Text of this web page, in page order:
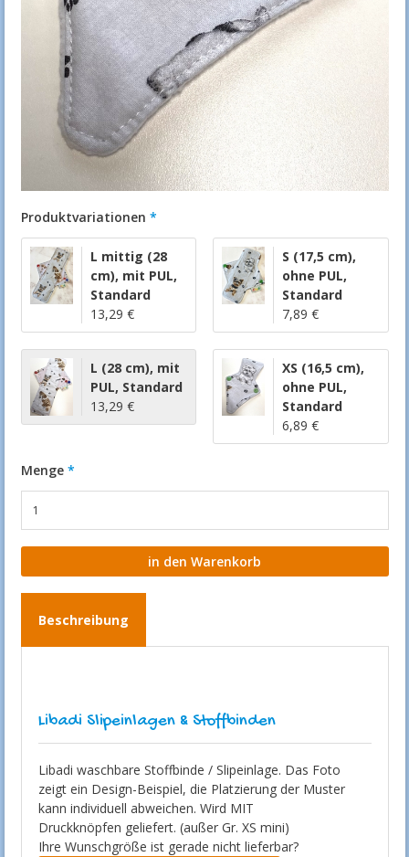
Produktvariationen
L mittig (28
cm), mit PUL,
Standard
13,29 €
S (17,5 cm),
ohne PUL,
Standard
7,89 €
L (28 cm), mit
PUL, Standard
13,29 €
XS (16,5 cm),
ohne PUL,
Standard
6,89 €
Menge
Beschreibung
Libadi Slipeinlagen & Stoffbinden
Libadi waschbare Stoffbinde / Slipeinlage. Das Foto
zeigt ein Design-Beispiel, die Platzierung der Muster
kann individuell abweichen. Wird MIT
Druckknöpfen geliefert. (außer Gr. XS mini)
Ihre Wunschgröße ist gerade nicht lieferbar?